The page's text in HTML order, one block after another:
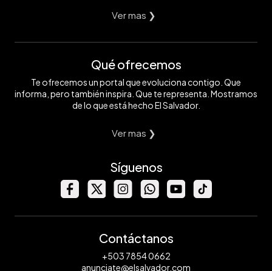
Ver mas ❯
Qué ofrecemos
Te ofrecemos un portal que evoluciona contigo. Que
informa, pero también inspira. Que te representa. Mostramos
de lo que está hecho El Salvador.
Ver mas ❯
Síguenos
Contáctanos
+503 7854 0662
anunciate@elsalvador.com